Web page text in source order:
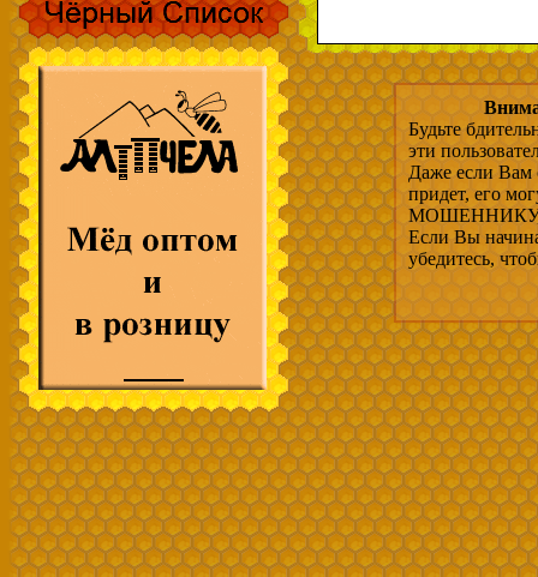
Будьте
эти
Даже если Вам
придет, его
МОШЕННИКУ,
Если Вы
убедитесь,